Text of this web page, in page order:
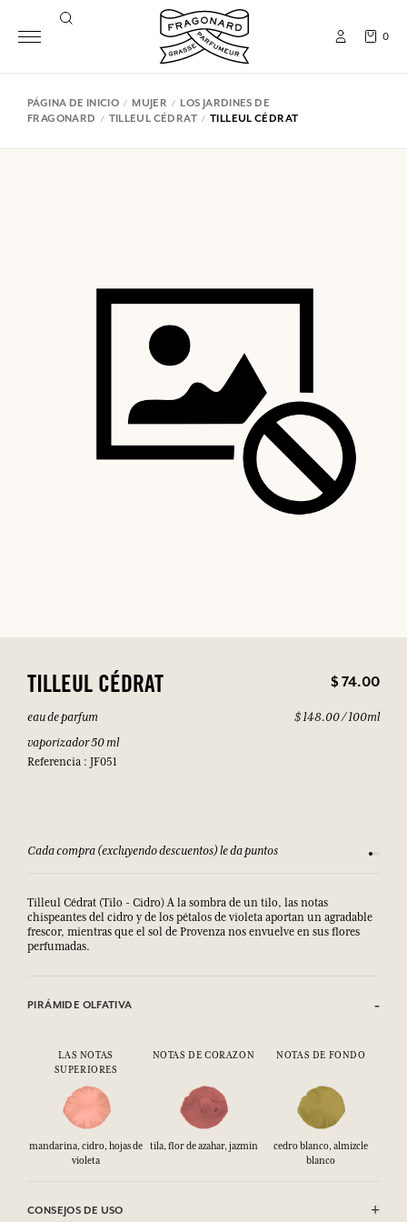
0
PÁGINA DE INICIO MUJER
LOS JARDINES DE
FRAGONARD
TILLEUL CÉDRAT TILLEUL CÉDRAT
TILLEUL CÉDRAT $ 74.00
eau de parfum
vaporizador 50 ml
Referencia : JF051
$ 148.00 / 100ml
Cada compra (excluyendo descuentos) le da puntos
Tilleul Cédrat (Tilo - Cidro) A la sombra de un tilo, las notas
chispeantes del cidro y de los pétalos de violeta aportan un agradable
frescor, mientras que el sol de Provenza nos envuelve en sus flores
perfumadas.
PIRÁMIDE OLFATIVA
LAS NOTAS
SUPERIORES
NOTAS DE CORAZON NOTAS DE FONDO
mandarina, cidro, hojas de
violeta
tila, flor de azahar, jazmín
cedro blanco, almizcle
blanco
CONSEJOS DE USO